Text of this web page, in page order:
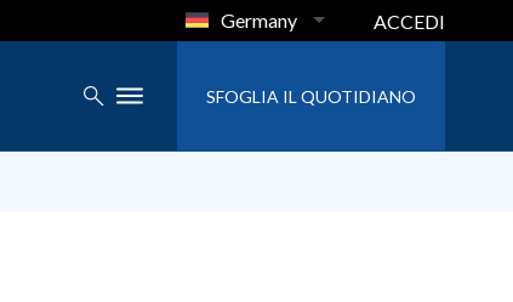
Germany ACCEDI
SFOGLIA IL QUOTIDIANO